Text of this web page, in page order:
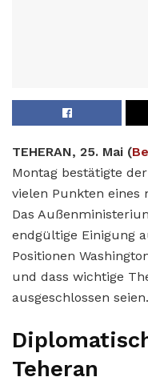
TEHERAN, 25. Mai (
Montag bestätigte
vielen Punkten eines
Das
endgültige Einigung
Positionen
und dass wichtige
ausgeschlossen seien.
Teheran